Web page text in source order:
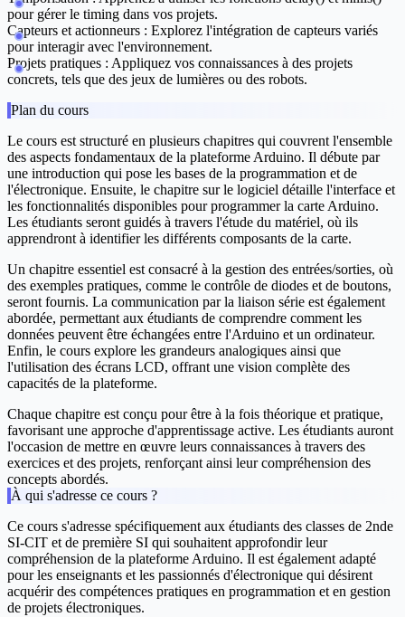
pour gérer le timing dans vos projets.
Capteurs et actionneurs : Explorez l'intégration de capteurs variés
pour interagir avec l'environnement.
Projets pratiques : Appliquez vos connaissances à des projets
concrets, tels que des jeux de lumières ou des robots.
Plan du cours
Le cours est structuré en plusieurs chapitres qui couvrent l'ensemble
des aspects fondamentaux de la plateforme Arduino. Il débute par
une introduction qui pose les bases de la programmation et de
l'électronique. Ensuite, le chapitre surle logiciel détaille l'interface et
les fonctionnalités disponibles pour programmer la carte Arduino.
Les étudiants seront guidés à travers l'étude du matériel, où ils
apprendront à identifier les différents composants de la carte.
Un chapitre essentiel est consacré à la gestion des entrées/sorties, où
des exemples pratiques, comme le contrôle de diodes et de boutons,
seront fournis. La communication par la liaison série est également
abordée, permettant aux étudiants de comprendre comment les
données peuvent être échangées entre l'Arduino et un ordinateur.
Enfin, le cours explore les grandeurs analogiques ainsi que
l'utilisation des écrans LCD, offrant une vision complète des
capacités de la plateforme.
Chaque chapitre est conçu pour être à la fois théorique et pratique,
favorisant une approche d'apprentissage active. Les étudiants auront
l'occasion de mettre en œuvre leurs connaissances à travers des
exercices et des projets, renforçant ainsi leur compréhension des
concepts abordés.
À qui s'adresse ce cours ?
Ce cours s'adresse spécifiquement aux étudiants des classes de 2nde
SI-CIT et de première SI qui souhaitent approfondir leur
compréhension de la plateforme Arduino. Il est également adapté
pour les enseignants et les passionnés d'électronique qui désirent
acquérir des compétences pratiques en programmation et en gestion
de projets électroniques.